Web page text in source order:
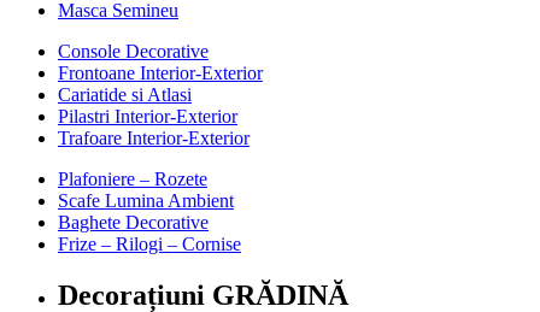
Masca Semineu
Console Decorative
Frontoane Interior-Exterior
Cariatide si Atlasi
Pilastri Interior-Exterior
Trafoare Interior-Exterior
Plafoniere – Rozete
Scafe Lumina Ambient
Baghete Decorative
Frize – Rilogi – Cornise
Decorațiuni GRĂDINĂ